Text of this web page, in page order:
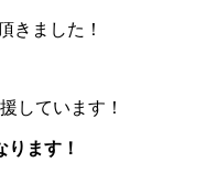
きました！
しています！
ます！